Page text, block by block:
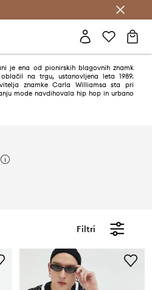
je ena od pionirskih blagovnih znamk
na trgu, ustanovljena leta 1989.
znamke Carla Williamsa sta pri
mode navdihovala hip hop in urbano
Filtri